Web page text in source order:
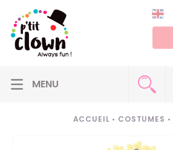
ACCUEIL • COSTUMES •